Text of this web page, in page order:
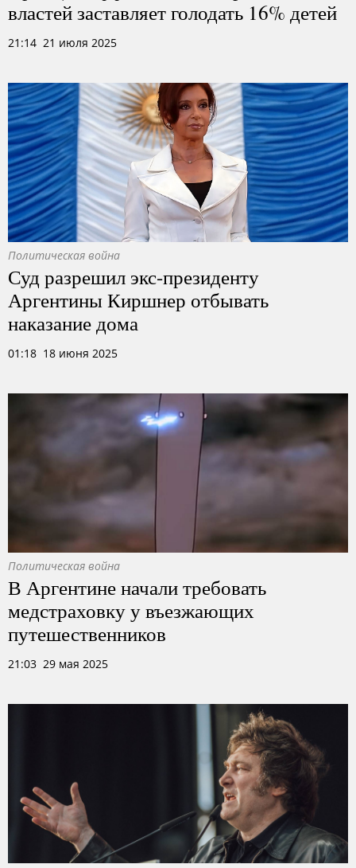
властей заставляет голодать 16% детей
21:14 21 июля 2025
Политическая война
Суд разрешил экс-президенту
Аргентины Киршнер отбывать
наказание дома
01:18 18 июня 2025
Политическая война
В Аргентине начали требовать
медстраховку у въезжающих
путешественников
21:03 29 мая 2025